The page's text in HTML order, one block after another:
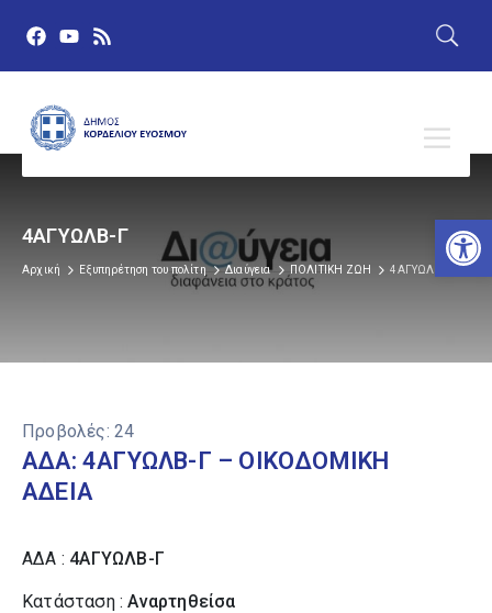
4ΑΓΥΩΛΒ-Γ
Αρχική Εξυπηρέτηση του πολίτη Διαύγεια ΠΟΛΙΤΙΚΗ ΖΩΗ 4ΑΓΥΩΛΒ-Γ
Προβολές: 24
ΑΔΑ: 4ΑΓΥΩΛΒ-Γ – ΟΙΚΟΔΟΜΙΚΗ
ΑΔΕΙΑ
ΑΔΑ : 4ΑΓΥΩΛΒ-Γ
Κατάσταση :Αναρτηθείσα